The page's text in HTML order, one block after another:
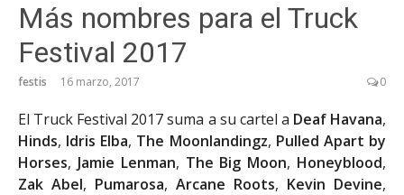
Más nombres para el Truck
Festival 2017
festis 16 marzo, 2017 0
El Truck Festival 2017 suma a su cartel a Deaf Havana,
Hinds, Idris Elba, The Moonlandingz, Pulled Apart by
Horses, Jamie Lenman, The Big Moon, Honeyblood,
Zak Abel, Pumarosa, Arcane Roots, Kevin Devine,